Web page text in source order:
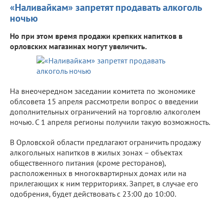
«Наливайкам» запретят продавать алкоголь
ночью
Но при этом время продажи крепких напитков в
орловских магазинах могут увеличить.
На внеочередном заседании комитета по экономике
облсовета 15 апреля рассмотрели вопрос о введении
дополнительных ограничений на торговлю алкоголем
ночью. С 1 апреля регионы получили такую возможность.
В Орловской области предлагают ограничить продажу
алкогольных напитков в жилых зонах – объектах
общественного питания (кроме ресторанов),
расположенных в многоквартирных домах или на
прилегающих к ним территориях. Запрет, в случае его
одобрения, будет действовать с 23:00 до 10:00.